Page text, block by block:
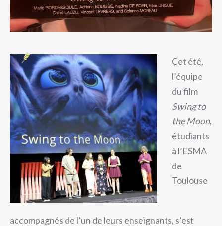
Cet été,
l’équipe
du film
Swing to
the Moon,
étudiants
à l’ESMA
de
Toulouse
accompagnés de l’un de leurs enseignants, s’est